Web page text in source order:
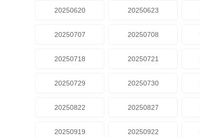
20250620 20250623
20250707 20250708
20250718 20250721
20250729 20250730
20250822 20250827
20250919 20250922